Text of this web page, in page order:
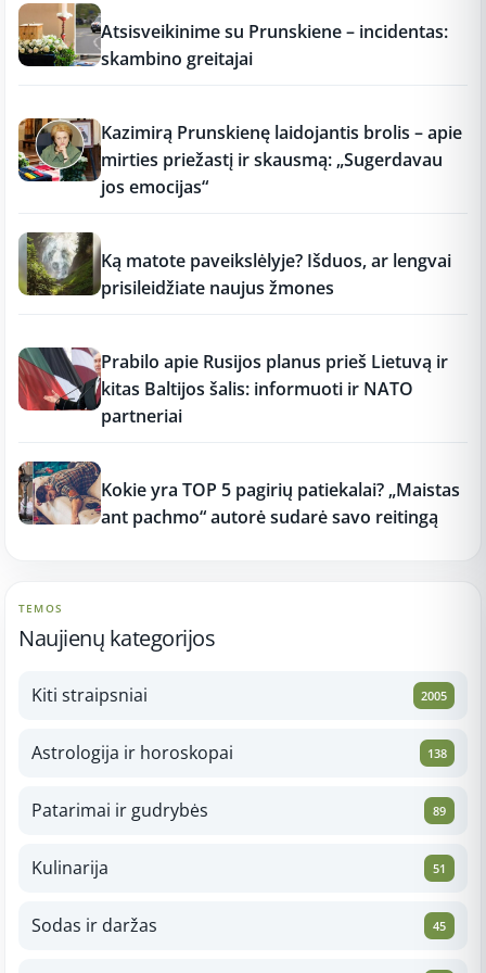
Atsisveikinime su Prunskiene – incidentas:
skambino greitajai
Kazimirą Prunskienę laidojantis brolis – apie
mirties priežastį ir skausmą: „Sugerdavau
jos emocijas“
Ką matote paveikslėlyje? Išduos, ar lengvai
prisileidžiate naujus žmones
Prabilo apie Rusijos planus prieš Lietuvą ir
kitas Baltijos šalis: informuoti ir NATO
partneriai
Kokie yra TOP 5 pagirių patiekalai? „Maistas
ant pachmo“ autorė sudarė savo reitingą
TEMOS
Naujienų kategorijos
Kiti straipsniai 2005
Astrologija ir horoskopai 138
Patarimai ir gudrybės 89
Kulinarija 51
Sodas ir daržas 45